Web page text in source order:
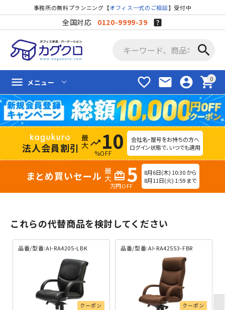
事務所の無料プランニング【オフィス一式のご相談】受付中
全国対応 0120-9999-39
search
favorite_border mail account_circle shopping_cart
menu メニュー
法人会員割引 trending_up 10
%OFF
会社名・屋号をお持ちの方へ
ログイン状態で、いつでも適用
まとめ買いセール redeem 5
万円OFF
8月6日(木) 10:30 から
8月11日(火) 1:59 まで
これらの代替商品を検討してください
品番/型番:AI-RA4205-LBK
クーポン
品番/型番:AI-RA42553-FBR
クーポン